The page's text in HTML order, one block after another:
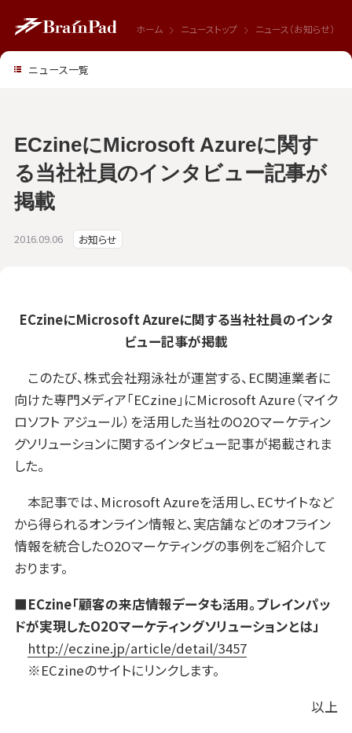
ホーム ニューストップ ニュース（お知らせ）
2016.09.06 お知らせ
ECzineにMicrosoft Azureに関す
る当社社員のインタビュー記事が
掲載
ECzineにMicrosoft Azureに関する当社社員のインタ
ビュー記事が掲載
このたび、株式会社翔泳社が運営する、EC関連業者に
向けた専門メディア「ECzine」にMicrosoft Azure（マイク
ロソフト アジュール）を活用した当社のO2Oマーケティン
グソリューションに関するインタビュー記事が掲載されま
した。
本記事では、Microsoft Azureを活用し、ECサイトなど
から得られるオンライン情報と、実店舗などのオフライン
情報を統合したO2Oマーケティングの事例をご紹介して
おります。
■ECzine「顧客の来店情報データも活用。ブレインパッ
ドが実現したO2Oマーケティングソリューションとは」
http://eczine.jp/article/detail/3457
※ECzineのサイトにリンクします。
以上
ニュース一覧